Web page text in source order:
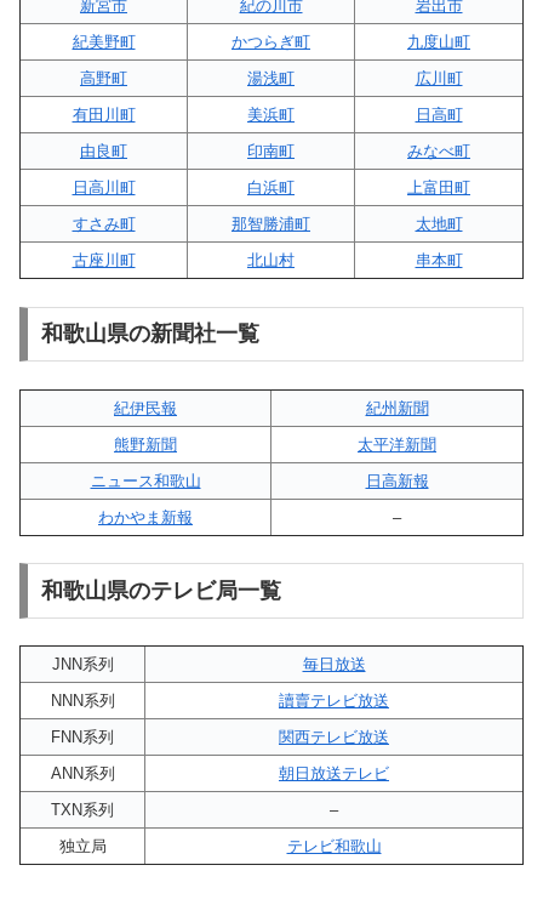
新宮市 紀の川市
岩出市
紀美野町
かつらぎ町
九度山町
高野町
湯浅町
広川町
有田川町
美浜町
日高町
由良町
印南町
みなべ町
日高川町
白浜町
上富田町
すさみ町
那智勝浦町
太地町
古座川町
北山村 串本町
和歌山県の新聞社一覧
紀伊民報
紀州新聞
熊野新聞
太平洋新聞
ニュース和歌山
日高新報
わかやま新報
–
和歌山県のテレビ局一覧
JNN系列
毎日放送
NNN系列
讀賣テレビ放送
FNN系列
関西テレビ放送
ANN系列
朝日放送テレビ
TXN系列
–
独立局
テレビ和歌山